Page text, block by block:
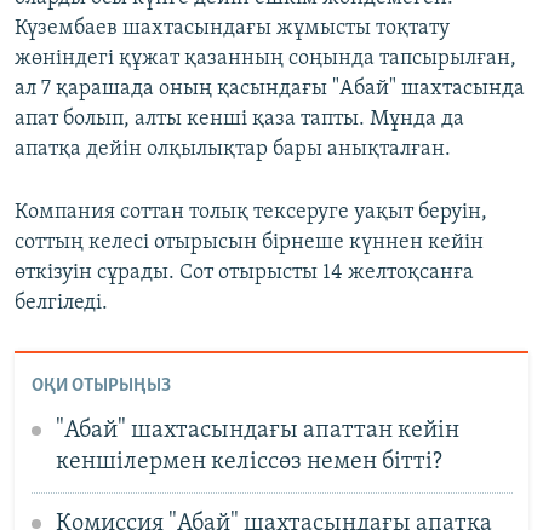
Күзембаев шахтасындағы жұмысты тоқтату
жөніндегі құжат қазанның соңында тапсырылған,
ал 7 қарашада оның қасындағы "Абай" шахтасында
апат болып, алты кенші қаза тапты. Мұнда да
апатқа дейін олқылықтар бары анықталған.
Компания соттан толық тексеруге уақыт беруін,
соттың келесі отырысын бірнеше күннен кейін
өткізуін сұрады. Сот отырысты 14 желтоқсанға
белгіледі.
ОҚИ ОТЫРЫҢЫЗ
"Абай" шахтасындағы апаттан кейін
кеншілермен келіссөз немен бітті?
Комиссия "Абай" шахтасындағы апатқа